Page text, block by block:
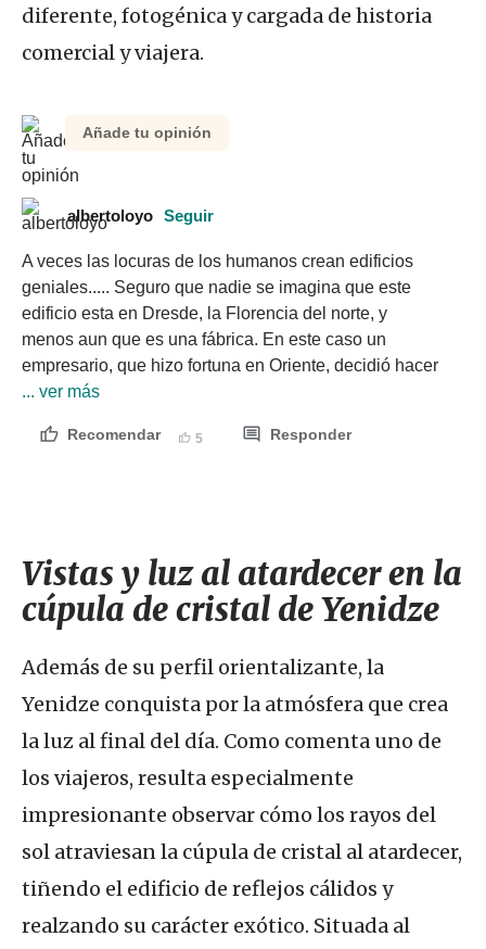
diferente, fotogénica y cargada de historia
comercial y viajera.
Añade tu opinión
albertoloyo Seguir
A veces las locuras de los humanos crean edificios
geniales..... Seguro que nadie se imagina que este
edificio esta en Dresde, la Florencia del norte, y
menos aun que es una fábrica. En este caso un
... ver más
Recomendar 5 Responder
Vistas y luz al atardecer en la
cúpula de cristal de Yenidze
Además de su perfil orientalizante, la
Yenidze conquista por la atmósfera que crea
la luz al final del día. Como comenta uno de
los viajeros, resulta especialmente
impresionante observar cómo los rayos del
sol atraviesan la cúpula de cristal al atardecer,
tiñendo el edificio de reflejos cálidos y
realzando su carácter exótico. Situada al